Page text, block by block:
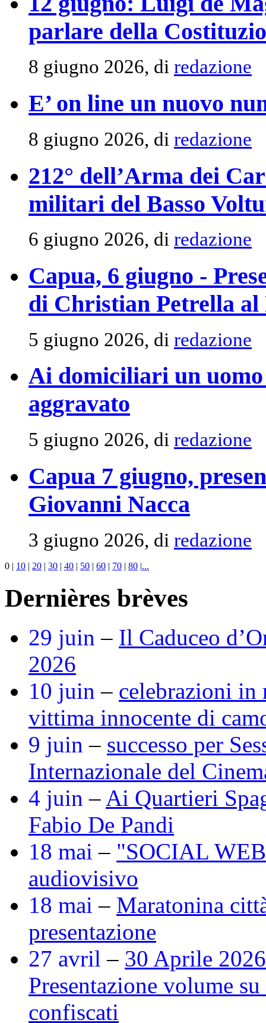
parlare della
8 giugno 2026, di redazione
E’ on line un nuovo
8 giugno 2026, di redazione
212° dell’Arma dei
militari del Basso
6 giugno 2026, di redazione
Capua, 6 giugno -
di Christian Petrella al
5 giugno 2026, di redazione
Ai domiciliari un
aggravato
5 giugno 2026, di redazione
Capua 7 giugno,
Giovanni Nacca
3 giugno 2026, di redazione
0 | 10 | 20 | 30 | 40 | 50 | 60 | 70 | 80 |...
Dernières brèves
29 juin – Il Caduceo
2026
10 juin – celebrazioni
vittima innocente di
9 juin – successo per
Internazionale del
4 juin – Ai Quartieri
Fabio De Pandi
18 mai – "SOCIAL
audiovisivo
18 mai – Maratonina
presentazione
27 avril – 30 Aprile
Presentazione volume
confiscati